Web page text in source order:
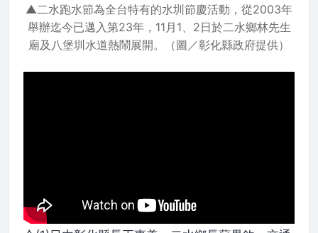
▲二水跑水節為全台特有的水圳節慶活動，從2003年
舉辦迄今已邁入第23年，11月1、2日於二水鄉林先生
廟及八堡圳水道熱鬧展開。（圖／彰化縣政府提供）